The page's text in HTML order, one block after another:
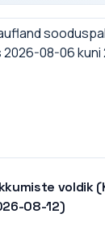
voldik
08-12)